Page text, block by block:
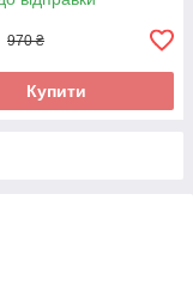
970 ₴
Купити